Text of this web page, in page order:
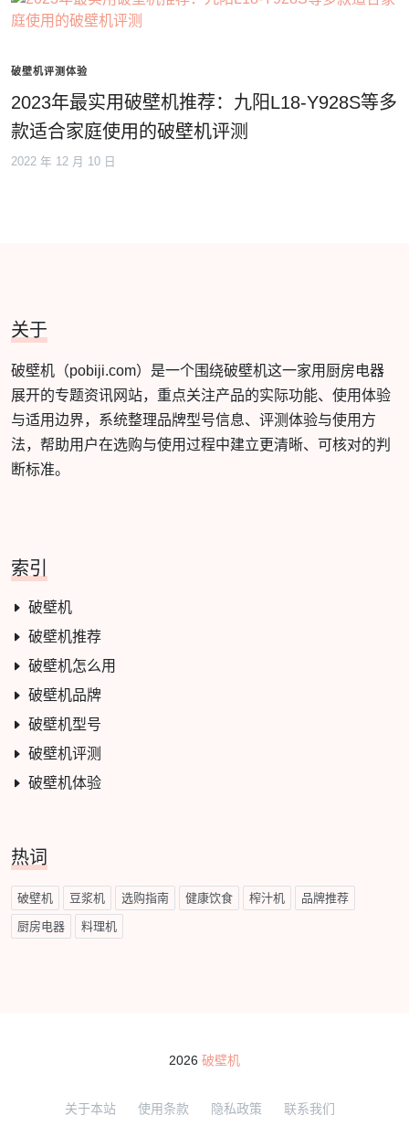
破壁机评测体验
2023年最实用破壁机推荐：九阳L18-Y928S等多
款适合家庭使用的破壁机评测
2022 年 12 月 10 日
关于
破壁机（pobiji.com）是一个围绕破壁机这一家用厨房电器
展开的专题资讯网站，重点关注产品的实际功能、使用体验
与适用边界，系统整理品牌型号信息、评测体验与使用方
法，帮助用户在选购与使用过程中建立更清晰、可核对的判
断标准。
索引
破壁机
破壁机推荐
破壁机怎么用
破壁机品牌
破壁机型号
破壁机评测
破壁机体验
热词
破壁机 豆浆机 选购指南 健康饮食 榨汁机 品牌推荐
厨房电器 料理机
2026 破壁机
关于本站 使用条款 隐私政策 联系我们